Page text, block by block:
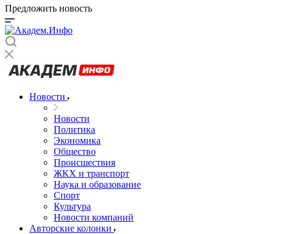
Предложить новость
Новости
Новости
Политика
Экономика
Общество
Происшествия
ЖКХ и транспорт
Наука и образование
Спорт
Культура
Новости компаний
Авторские колонки